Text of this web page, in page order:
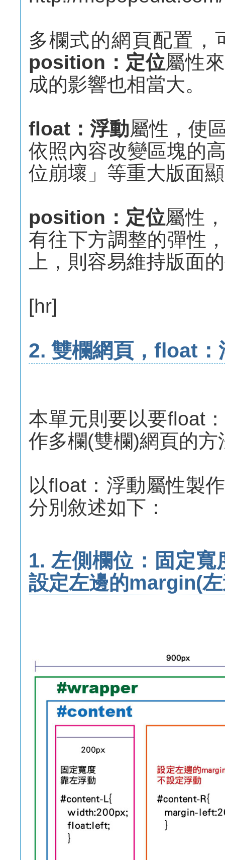
多欄式的網頁配置，
position：定位屬性
成的影響也相當大。
float：浮動屬性，使
依照內容改變區塊的
位崩壞」等重大版面
position：定位屬性
有往下方調整的彈性
上，則容易維持版面
[hr]
2. 雙欄網頁，float：
本單元則要以要float
作多欄(雙欄)網頁的方
以float：浮動屬性製
分別敘述如下：
1. 左側欄位：固定
設定左邊的margin(